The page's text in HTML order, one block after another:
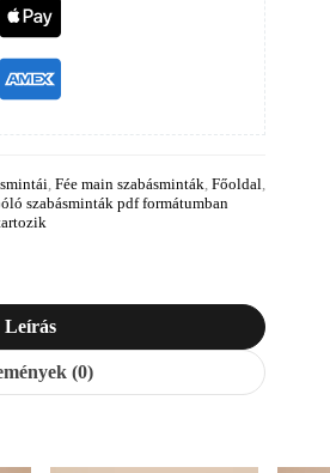
Fée main szabásminták Főoldal
szabásminták pdf formátumban
Leírás
(0)